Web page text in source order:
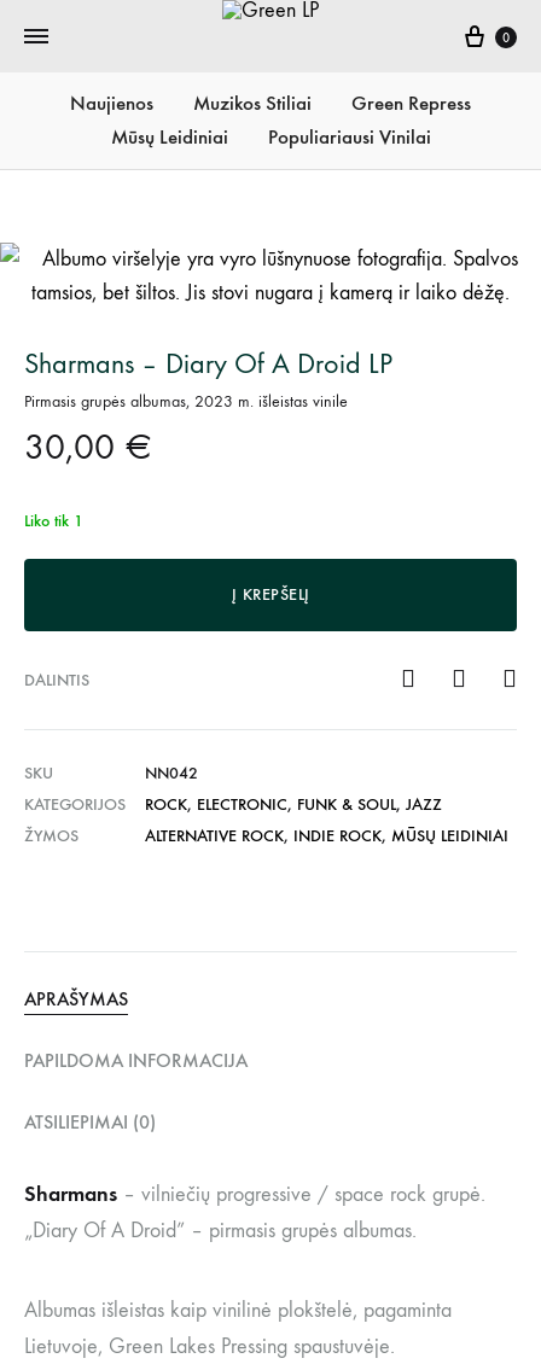
0
Naujienos Muzikos Stiliai
Green Repress
Mūsų Leidiniai
Populiariausi Vinilai
Sharmans – Diary Of A Droid LP
Pirmasis grupės albumas, 2023 m. išleistas vinile
30,00 €
Liko tik 1
Į KREPŠELĮ
DALINTIS
SKU
NN042
KATEGORIJOS
ROCK, ELECTRONIC, FUNK & SOUL, JAZZ
ŽYMOS
ALTERNATIVE ROCK, INDIE ROCK, MŪSŲ LEIDINIAI
APRAŠYMAS
PAPILDOMA INFORMACIJA
ATSILIEPIMAI (0)
Sharmans – vilniečių progressive / space rock grupė.
„Diary Of A Droid” – pirmasis grupės albumas.
Albumas išleistas kaip vinilinė plokštelė, pagaminta
Lietuvoje, Green Lakes Pressing spaustuvėje.